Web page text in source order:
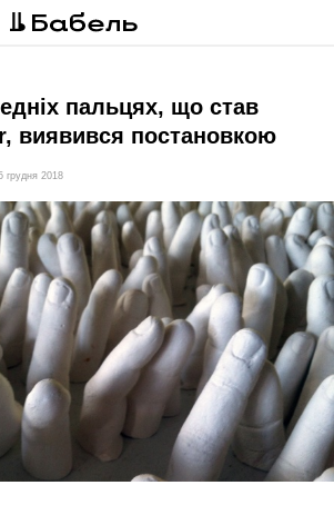
пальцях, що став
виявився постановкою
грудня 2018